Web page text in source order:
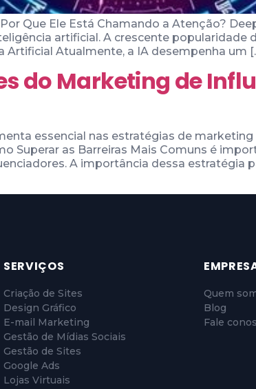
Que Ele Está Chamando a Atenção?
artificial. A crescente popularidade
Artificial Atualmente, a IA desempenha um
do Marketing de
essencial nas estratégias de
Superar as Barreiras Mais Comuns é
A importância dessa estratégia
SERVIÇOS
Criação de Sites
Design Gráfico
E-mail Marketing
Gestão de Mídias Sociais
Gestão de Sites
Google Ads
Lojas Virtuais
Quem
Blog
Fale